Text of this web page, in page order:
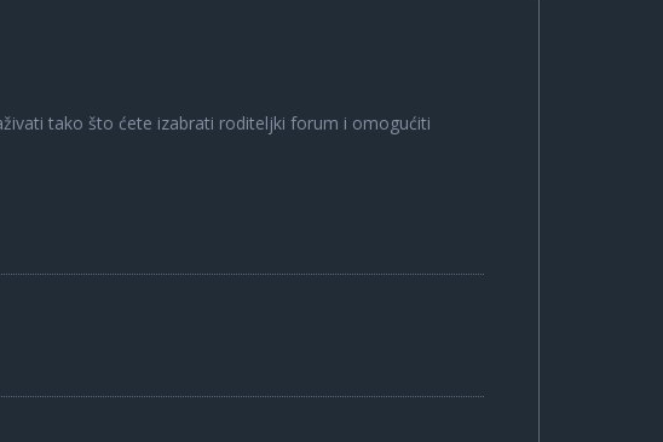
tako što ćete izabrati roditeljki forum i omogućiti